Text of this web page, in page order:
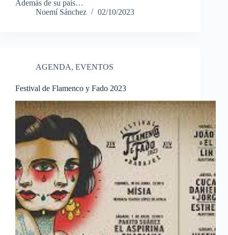
Además de su país…
Noemí Sánchez
02/10/2023
AGENDA, EVENTOS
Festival de Flamenco y Fado 2023